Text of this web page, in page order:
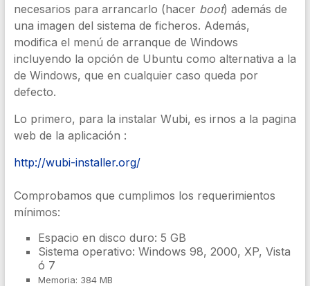
necesarios para arrancarlo (hacer boot) además de
una imagen del sistema de ficheros. Además,
modifica el menú de arranque de Windows
incluyendo la opción de Ubuntu como alternativa a la
de Windows, que en cualquier caso queda por
defecto.
Lo primero, para la instalar Wubi, es irnos a la pagina
web de la aplicación :
http://wubi-installer.org/
Comprobamos que cumplimos los requerimientos
mínimos:
Espacio en disco duro: 5 GB
Sistema operativo: Windows 98, 2000, XP, Vista
ó 7
Memoria: 384 MB